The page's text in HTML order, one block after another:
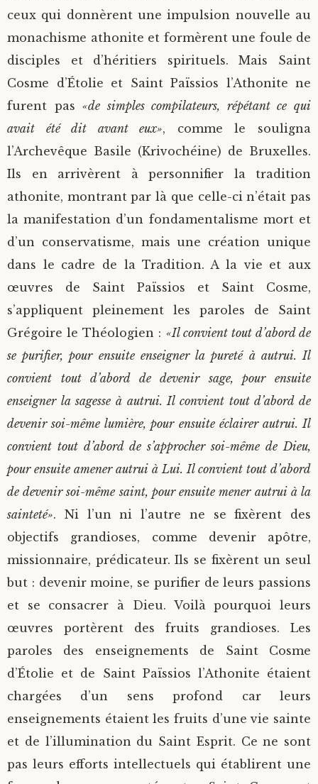
ceux qui donnèrent une impulsion nouvelle au
monachisme athonite et formèrent une foule de
disciples et d’héritiers spirituels. Mais Saint
Cosme d’Étolie et Saint Païssios l’Athonite ne
furent pas«de simples compilateurs, répétant ce qui
avait été dit avant eux», comme le souligna
l’Archevêque Basile (Krivochéine) de Bruxelles.
Ils en arrivèrent à personnifier la tradition
athonite, montrant par là que celle-ci n’était pas
la manifestation d’un fondamentalisme mort et
d’un conservatisme, mais une création unique
dans le cadre de la Tradition. A la vie et aux
œuvres de Saint Païssios et Saint Cosme,
s’appliquent pleinement les paroles de Saint
Grégoire le Théologien : «Il convient tout d’abord de
se purifier, pour ensuite enseigner la pureté à autrui. Il
convient tout d’abord de devenir sage, pour ensuite
enseigner la sagesse à autrui. Il convient tout d’abord de
devenir soi-même lumière, pour ensuite éclairer autrui. Il
convient tout d’abord de s’approcher soi-même de Dieu,
pour ensuite amener autrui à Lui. Il convient tout d’abord
de devenir soi-même saint, pour ensuite mener autrui à la
sainteté». Ni l’un ni l’autre ne se fixèrent des
objectifs grandioses, comme devenir apôtre,
missionnaire, prédicateur. Ils se fixèrent un seul
but : devenir moine, se purifier de leurs passions
et se consacrer à Dieu. Voilà pourquoi leurs
œuvres portèrent des fruits grandioses. Les
paroles des enseignements de Saint Cosme
d’Étolie et de Saint Païssios l’Athonite étaient
chargées d’un sens profond car leurs
enseignements étaient les fruits d’une vie sainte
et de l’illumination du Saint Esprit. Ce ne sont
pas leurs efforts intellectuels qui établirent une